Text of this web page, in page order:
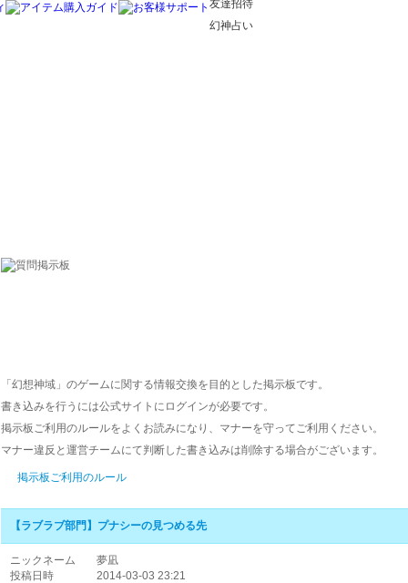
友達招待
幻神占い
「幻想神域」のゲームに関する情報交換を目的とした掲示板です。
書き込みを行うには公式サイトにログインが必要です。
掲示板ご利用のルールをよくお読みになり、マナーを守ってご利用ください。
マナー違反と運営チームにて判断した書き込みは削除する場合がございます。
掲示板ご利用のルール
【ラブラブ部門】プナシーの見つめる先
ニックネーム
夢凪
投稿日時
2014-03-03 23:21